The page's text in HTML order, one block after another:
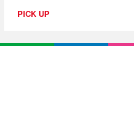
PICK UP